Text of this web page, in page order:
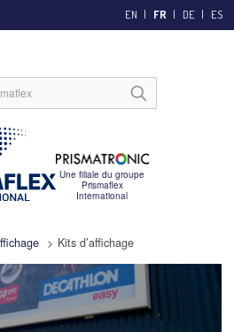
EN FR DE ES
> Kits d’affichage